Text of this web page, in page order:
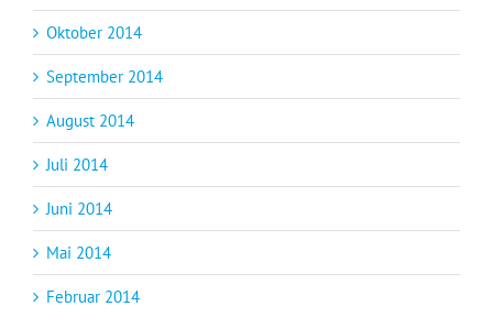
Oktober 2014
September 2014
August 2014
Juli 2014
Juni 2014
Mai 2014
Februar 2014